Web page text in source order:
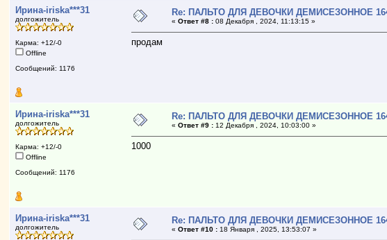
Ирина-iriska***31
долгожитель
Карма: +12/-0
Offline
Сообщений: 1176
Re: ПАЛЬТО ДЛЯ ДЕВОЧКИ ДЕМИСЕЗОННОЕ
«Ответ #8 : 08 Декабря , 2024, 11:13:15 »
продам
Ирина-iriska***31
долгожитель
Карма: +12/-0
Offline
Сообщений: 1176
Re: ПАЛЬТО ДЛЯ ДЕВОЧКИ ДЕМИСЕЗОННОЕ
«Ответ #9 : 12 Декабря , 2024, 10:03:00 »
1000
Ирина-iriska***31
долгожитель
Re: ПАЛЬТО ДЛЯ ДЕВОЧКИ ДЕМИСЕЗОННОЕ
«Ответ #10 : 18 Января , 2025, 13:53:07 »